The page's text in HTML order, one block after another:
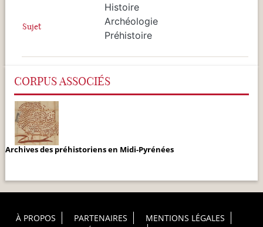
Sujet
Histoire
Archéologie
Préhistoire
CORPUS ASSOCIÉS
Archives des préhistoriens en Midi-Pyrénées
Footer Principal
À PROPOS PARTENAIRES
MENTIONS LÉGALES